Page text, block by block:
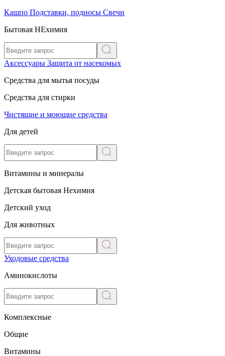
Кашпо Подставки, подносы Свечи
Бытовая НЕхимия
Аксессуары Защита от насекомых
Средства для мытья посуды
Средства для стирки
Чистящие и моющие средства
Для детей
Витамины и минералы
Детская бытовая Нехимия
Детский уход
Для животных
Уходовые средства
Аминокислоты
Комплексные
Общие
Витамины